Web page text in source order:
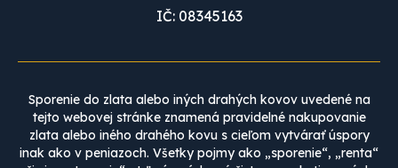
IČ: 08345163
Sporenie do zlata alebo iných drahých kovov uvedené na
tejto webovej stránke znamená pravidelné nakupovanie
zlata alebo iného drahého kovu s cieľom vytvárať úspory
inak ako v peniazoch. Všetky pojmy ako „sporenie“, „renta“